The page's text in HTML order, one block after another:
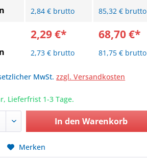
2,84 € brutto 85,32 € brutto
2,29 €*
2,73 € brutto
68,70 €*
81,75 € brutto
MwSt.zzgl. Versandkosten
Lieferfrist 1-3 Tage.
In den Warenkorb
Merken